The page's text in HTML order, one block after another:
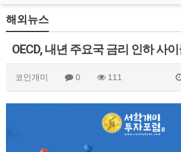
해외뉴스
OECD, 내년 주요국 금리 인하 사
코인개미 0 111